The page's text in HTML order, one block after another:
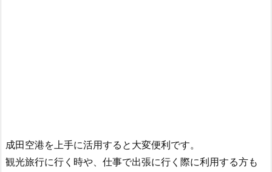
成田空港を上手に活用すると大変便利です。
観光旅行に行く時や、仕事で出張に行く際に利用する方も